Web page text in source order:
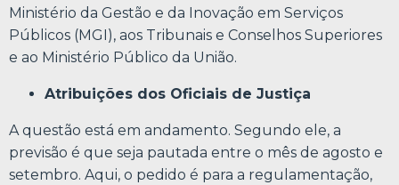
Ministério da Gestão e da Inovação em Serviços
Públicos (MGI), aos Tribunais e Conselhos Superiores
e ao Ministério Público da União.
Atribuições dos Oficiais de Justiça
A questão está em andamento. Segundo ele, a
previsão é que seja pautada entre o mês de agosto e
setembro. Aqui, o pedido é para a regulamentação,